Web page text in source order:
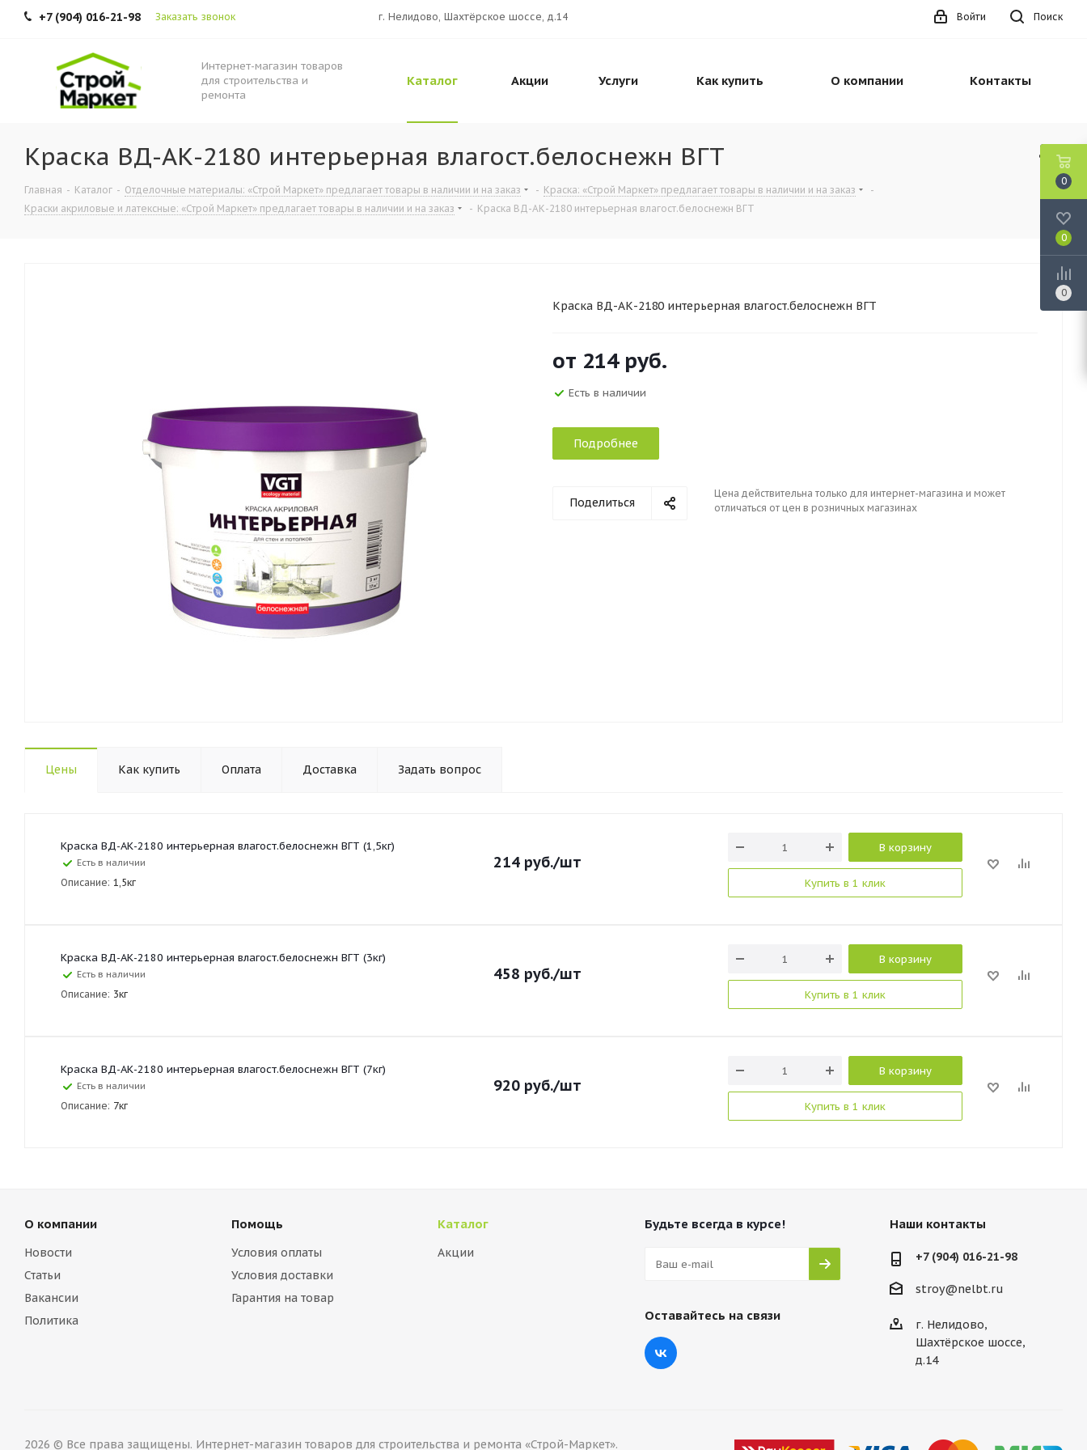
+7 (904) 016-21-98 Заказать звонок г. Нелидово, Шахтёрское шоссе, д.14 Поиск
Войти
Интернет-магазин товаров
для строительства и
ремонта
Каталог Акции Услуги Как купить О компании Контакты
Краска ВД-АК-2180 интерьерная влагост.белоснежн ВГТ
Главная - Каталог - Отделочные материалы: «Строй Маркет» предлагает товары в наличии и на заказ - Краска: «Строй Маркет» предлагает товары в наличии и на заказ
-
Краски акриловые и латексные: «Строй Маркет» предлагает товары в наличии и на заказ
- Краска ВД-АК-2180 интерьерная влагост.белоснежн ВГТ
Краска ВД-АК-2180 интерьерная влагост.белоснежн ВГТ
от 214 руб.
Есть в наличии
Подробнее
Поделиться
Цена действительна только для интернет-магазина и может
отличаться от цен в розничных магазинах
Цены Как купить Оплата Доставка Задать вопрос
Краска ВД-АК-2180 интерьерная влагост.белоснежн ВГТ (1,5кг)
Есть в наличии
Описание: 1,5кг
214 руб./шт
В корзину
Купить в 1 клик
Краска ВД-АК-2180 интерьерная влагост.белоснежн ВГТ (3кг)
Есть в наличии
Описание: 3кг
458 руб./шт
В корзину
Купить в 1 клик
Краска ВД-АК-2180 интерьерная влагост.белоснежн ВГТ (7кг)
Есть в наличии
Описание: 7кг
920 руб./шт
В корзину
Купить в 1 клик
О компании
Новости
Статьи
Вакансии
Политика
Помощь
Условия оплаты
Условия доставки
Гарантия на товар
Каталог
Акции
Будьте всегда в курсе!
Оставайтесь на связи
Наши контакты
+7 (904) 016-21-98
stroy@nelbt.ru
г. Нелидово,
Шахтёрское шоссе,
д.14
2026 © Все права защищены. Интернет-магазин товаров для строительства и ремонта «Строй-Маркет».
0
0
0